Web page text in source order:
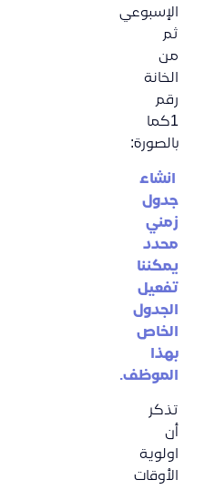
الإسبوعي
ثم
من
الخانة
رقم
1كما
بالصورة:
انشاء
جدول
زمني
محدد
يمكننا
تفعيل
الجدول
الخاص
بهذا
الموظف.
تذكر
اولوية
الأوقات